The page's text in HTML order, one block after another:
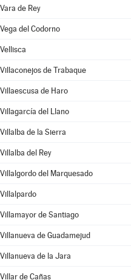
Vara de Rey
Vega del Codorno
Vellisca
Villaconejos de Trabaque
Villaescusa de Haro
Villagarcía del Llano
Villalba de la Sierra
Villalba del Rey
Villalgordo del Marquesado
Villalpardo
Villamayor de Santiago
Villanueva de Guadamejud
Villanueva de la Jara
Villar de Cañas